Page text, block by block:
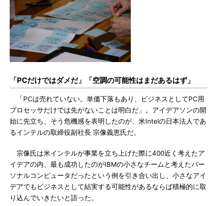
「PCだけではダメだ」「空調の可能性はまだあるはず」
「PCは売れていない。単価下落もあり、ビジネスとしてPC用
プロセッサだけでは先がないことは明白だ」。アイデアソンの開
始に先立ち、そう危機感を表明したのが、米Intelの日本法人であ
るインテルの取締役副社長 宗像義恵氏だ。
宗像氏は米インテルが事業を立ち上げた際に400近く考えたア
イデアの内、最も成功したのがIBMの小さなチームと考えたパー
ソナルコンピュータだったという例を引き合い出し、小さなアイ
デアでもビジネスとして結実する可能性があるならば積極的に取
り込んでいきたいと語った。